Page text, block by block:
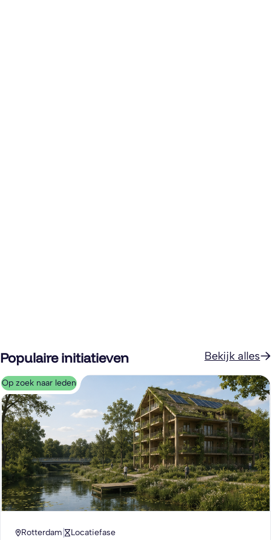
Populaire initiatieven Bekijk alles
Op zoek naar leden
Rotterdam Locatiefase